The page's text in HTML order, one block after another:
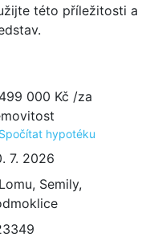
této příležitosti a
000 Kč /za
Spočítat hypotéku
7. 2026
Semily,